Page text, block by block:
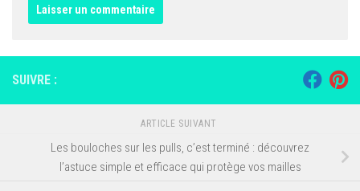
SUIVRE :
ARTICLE SUIVANT
Les bouloches sur les pulls, c’est terminé : découvrez
l’astuce simple et efficace qui protège vos mailles